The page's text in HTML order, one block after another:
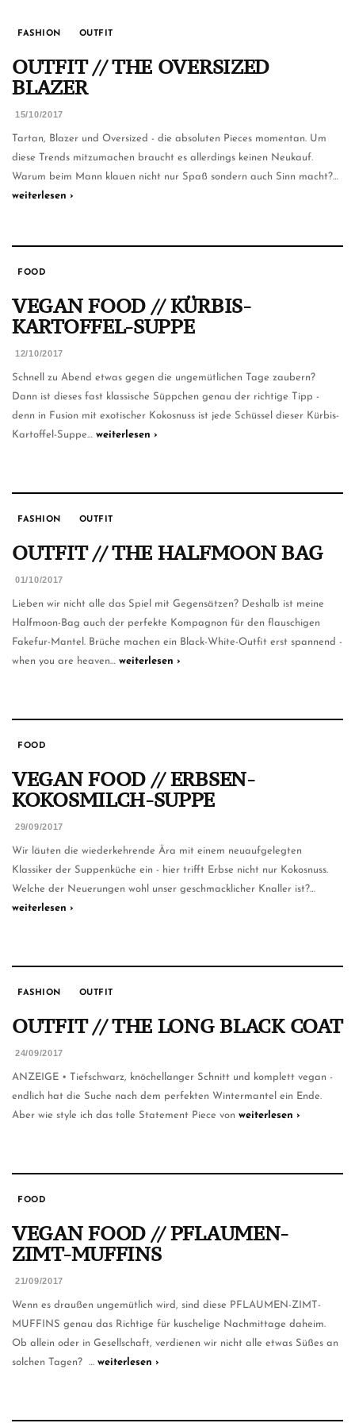
FASHION OUTFIT
OUTFIT // THE OVERSIZED
BLAZER
15/10/2017
Tartan, Blazer und Oversized - die absoluten Pieces momentan. Um
diese Trends mitzumachen braucht es allerdings keinen Neukauf.
Warum beim Mann klauen nicht nur Spaß sondern auch Sinn macht?…
weiterlesen ›
FOOD
VEGAN FOOD // KÜRBIS-
KARTOFFEL-SUPPE
12/10/2017
Schnell zu Abend etwas gegen die ungemütlichen Tage zaubern?
Dann ist dieses fast klassische Süppchen genau der richtige Tipp -
denn in Fusion mit exotischer Kokosnuss ist jede Schüssel dieser Kürbis-
Kartoffel-Suppe… weiterlesen ›
FASHION OUTFIT
OUTFIT // THE HALFMOON BAG
01/10/2017
Lieben wir nicht alle das Spiel mit Gegensätzen? Deshalb ist meine
Halfmoon-Bag auch der perfekte Kompagnon für den flauschigen
Fakefur-Mantel. Brüche machen ein Black-White-Outfit erst spannend -
when you are heaven… weiterlesen ›
FOOD
VEGAN FOOD // ERBSEN-
KOKOSMILCH-SUPPE
29/09/2017
Wir läuten die wiederkehrende Ära mit einem neuaufgelegten
Klassiker der Suppenküche ein - hier trifft Erbse nicht nur Kokosnuss.
Welche der Neuerungen wohl unser geschmacklicher Knaller ist?…
weiterlesen ›
FASHION OUTFIT
OUTFIT // THE LONG BLACK COAT
24/09/2017
ANZEIGE • Tiefschwarz, knöchellanger Schnitt und komplett vegan -
endlich hat die Suche nach dem perfekten Wintermantel ein Ende.
Aber wie style ich das tolle Statement Piece von weiterlesen ›
FOOD
VEGAN FOOD // PFLAUMEN-
ZIMT-MUFFINS
21/09/2017
Wenn es draußen ungemütlich wird, sind diese PFLAUMEN-ZIMT-
MUFFINS genau das Richtige für kuschelige Nachmittage daheim.
Ob allein oder in Gesellschaft, verdienen wir nicht alle etwas Süßes an
solchen Tagen?
… weiterlesen ›